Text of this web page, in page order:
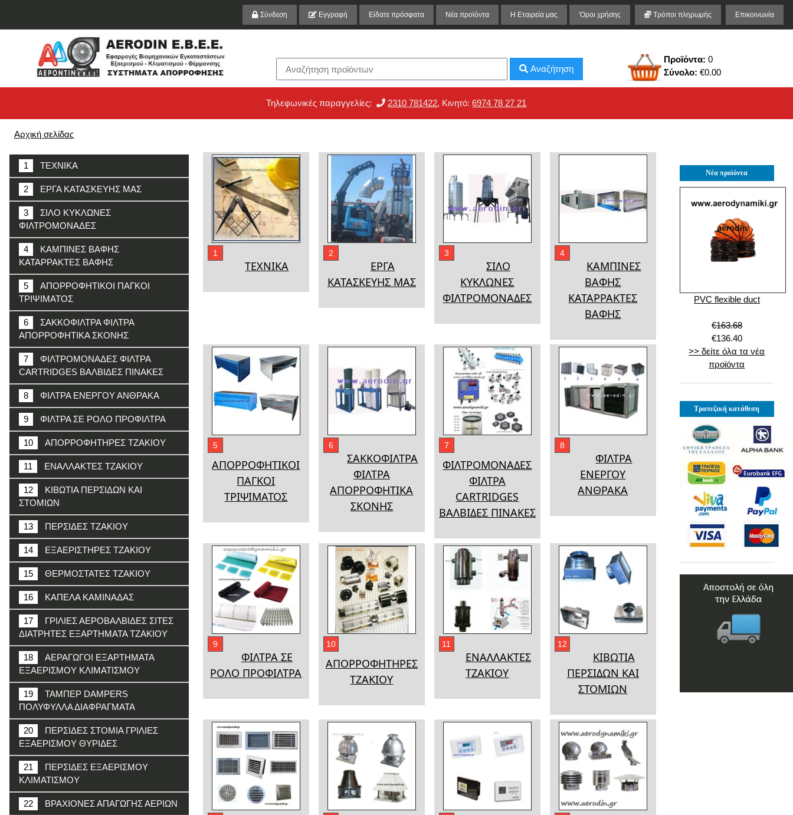
Σύνδεση Εγγραφή Είδατε πρόσφατα Νέα προϊόντα Η Εταιρεία μας 'Οροι χρήσης Τρόποι πληρωμής Επικοινωνία
Αναζήτηση
Προϊόντα: 0
Σύνολο: €0.00
Τηλεφωνικές παραγγελίες: 2310 781422, Κινητό:6974 78 27 21
Αρχική σελίδας
1 ΤΕΧΝΙΚΑ
2 ΕΡΓΑ ΚΑΤΑΣΚΕΥΗΣ ΜΑΣ
3
ΣΙΛΟ ΚΥΚΛΩΝΕΣ
ΦΙΛΤΡΟΜΟΝΑΔΕΣ
4
ΚΑΜΠΙΝΕΣ ΒΑΦΗΣ
ΚΑΤΑΡΡΑΚΤΕΣ ΒΑΦΗΣ
5
ΑΠΟΡΡΟΦΗΤΙΚΟΙ ΠΑΓΚΟΙ
ΤΡΙΨΙΜΑΤΟΣ
6
ΣΑΚΚΟΦΙΛΤΡΑ ΦΙΛΤΡΑ
ΑΠΟΡΡΟΦΗΤΙΚΑ ΣΚΟΝΗΣ
7
ΦΙΛΤΡΟΜΟΝΑΔΕΣ ΦΙΛΤΡΑ
CARTRIDGES ΒΑΛΒΙΔΕΣ ΠΙΝΑΚΕΣ
8 ΦΙΛΤΡΑ ΕΝΕΡΓΟΥ ΑΝΘΡΑΚΑ
9 ΦΙΛΤΡΑ ΣΕ ΡΟΛΟ ΠΡΟΦΙΛΤΡΑ
10 ΑΠΟΡΡΟΦΗΤΗΡΕΣ ΤΖΑΚΙΟΥ
11 ΕΝΑΛΛΑΚΤΕΣ ΤΖΑΚΙΟΥ
12
ΚΙΒΩΤΙΑ ΠΕΡΣΙΔΩΝ ΚΑΙ
ΣΤΟΜΙΩΝ
13 ΠΕΡΣΙΔΕΣ ΤΖΑΚΙΟΥ
14 ΕΞΑΕΡΙΣΤΗΡΕΣ ΤΖΑΚΙΟΥ
15 ΘΕΡΜΟΣΤΑΤΕΣ ΤΖΑΚΙΟΥ
16 ΚΑΠΕΛΑ ΚΑΜΙΝΑΔΑΣ
17
ΓΡΙΛΙΕΣ ΑΕΡΟΒΑΛΒΙΔΕΣ ΣΙΤΕΣ
ΔΙΑΤΡΗΤΕΣ ΕΞΑΡΤΗΜΑΤΑ ΤΖΑΚΙΟΥ
18
ΑΕΡΑΓΩΓΟΙ ΕΞΑΡΤΗΜΑΤΑ
ΕΞΑΕΡΙΣΜΟΥ ΚΛΙΜΑΤΙΣΜΟΥ
19
ΤΑΜΠΕΡ DAMPERS
ΠΟΛΥΦΥΛΛΑ ΔΙΑΦΡΑΓΜΑΤΑ
20
ΠΕΡΣΙΔΕΣ ΣΤΟΜΙΑ ΓΡΙΛΙΕΣ
ΕΞΑΕΡΙΣΜΟΥ ΘΥΡΙΔΕΣ
21
ΠΕΡΣΙΔΕΣ ΕΞΑΕΡΙΣΜΟΥ
ΚΛΙΜΑΤΙΣΜΟΥ
22 ΒΡΑΧΙΟΝΕΣ ΑΠΑΓΩΓΗΣ ΑΕΡΙΩΝ
1
ΤΕΧΝΙΚΑ
2
ΕΡΓΑ
ΚΑΤΑΣΚΕΥΗΣ ΜΑΣ
3
ΣΙΛΟ
ΚΥΚΛΩΝΕΣ
ΦΙΛΤΡΟΜΟΝΑΔΕΣ
4
ΚΑΜΠΙΝΕΣ
ΒΑΦΗΣ
ΚΑΤΑΡΡΑΚΤΕΣ
ΒΑΦΗΣ
5
ΑΠΟΡΡΟΦΗΤΙΚΟΙ
ΠΑΓΚΟΙ
ΤΡΙΨΙΜΑΤΟΣ
6
ΣΑΚΚΟΦΙΛΤΡΑ
ΦΙΛΤΡΑ
ΑΠΟΡΡΟΦΗΤΙΚΑ
ΣΚΟΝΗΣ
7
ΦΙΛΤΡΟΜΟΝΑΔΕΣ
ΦΙΛΤΡΑ
CARTRIDGES
ΒΑΛΒΙΔΕΣ ΠΙΝΑΚΕΣ
8
ΦΙΛΤΡΑ
ΕΝΕΡΓΟΥ
ΑΝΘΡΑΚΑ
9
ΦΙΛΤΡΑ ΣΕ
ΡΟΛΟ ΠΡΟΦΙΛΤΡΑ
10
ΑΠΟΡΡΟΦΗΤΗΡΕΣ
ΤΖΑΚΙΟΥ
11
ΕΝΑΛΛΑΚΤΕΣ
ΤΖΑΚΙΟΥ
12
ΚΙΒΩΤΙΑ
ΠΕΡΣΙΔΩΝ ΚΑΙ
ΣΤΟΜΙΩΝ
Νέα προϊόντα
PVC flexible duct
€163.68
€136.40
>> δείτε όλα τα νέα
προϊόντα
Τραπεζική κατάθεση